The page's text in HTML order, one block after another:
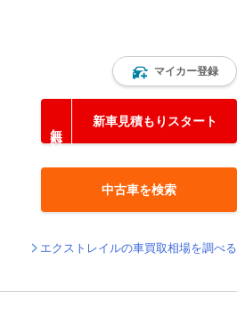
マイカー登録
新車見積もりスタート
中古車を検索
エクストレイルの車買取相場を調べる